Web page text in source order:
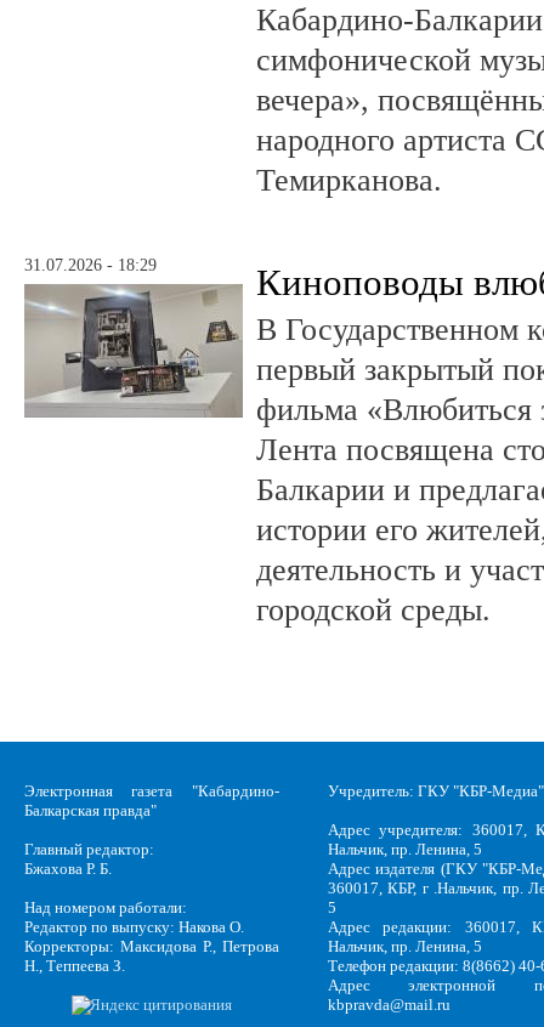
Кабардино-
симфонической
вечера»,
народного артиста
Темирканова.
31.07.2026 - 18:29 Киноповоды
В Государственном
первый закрытый
фильма «Влюбиться
Лента посвящена
Балкарии и
истории его
деятельность и
городской среды.
Электронная газета "Кабардино-
Балкарская правда"
Главный редактор:
Бжахова Р. Б.
Над номером работали:
Редактор по выпуску: Накова О.
Корректоры: Максидова Р., Петрова
Н., Теппеева З.
Учредитель: ГКУ "КБР-Медиа"
Адрес учредителя: 360017,
Нальчик, пр. Ленина, 5
Адрес издателя (ГКУ "КБР-
360017, КБР, г .Нальчик, пр.
5
Адрес редакции: 360017,
Нальчик, пр. Ленина, 5
Телефон редакции: 8(8662)
Адрес электронной
kbpravda@mail.ru